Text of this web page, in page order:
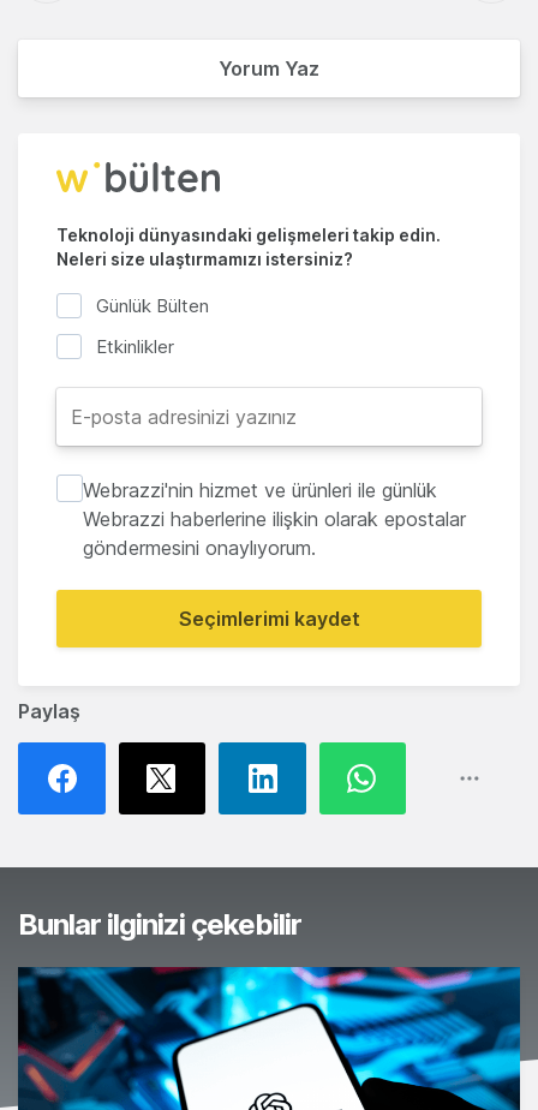
Paylaş
Yorum Yaz
Teknoloji dünyasındaki gelişmeleri takip edin.
Neleri size ulaştırmamızı istersiniz?
Günlük Bülten
Etkinlikler
Webrazzi'nin hizmet ve ürünleri ile günlük
Webrazzi haberlerine ilişkin olarak epostalar
göndermesini onaylıyorum.
Seçimlerimi kaydet
Bunlar ilginizi çekebilir